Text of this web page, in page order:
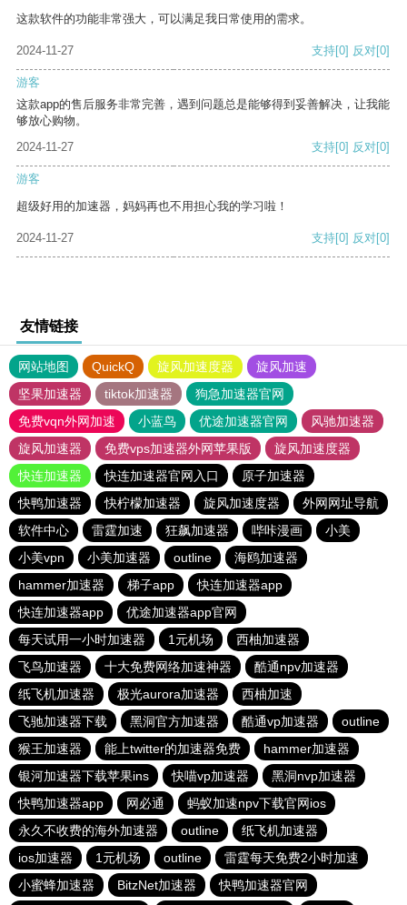
这款软件的功能非常强大，可以满足我日常使用的需求。
2024-11-27 支持[0] 反对[0]
游客
这款app的售后服务非常完善，遇到问题总是能够得到妥善解决，让我能
够放心购物。
2024-11-27
支持[0] 反对[0]
游客
超级好用的加速器，妈妈再也不用担心我的学习啦！
2024-11-27 支持[0] 反对[0]
友情链接
网站地图 QuickQ 旋风加速度器
旋风加速
坚果加速器
tiktok加速器
狗急加速器官网
免费vqn外网加速
小蓝鸟 优途加速器官网
风驰加速器
旋风加速器
免费vps加速器外网苹果版
旋风加速度器
快连加速器
快连加速器官网入口
原子加速器
快鸭加速器
快柠檬加速器 旋风加速度器
外网网址导航
软件中心
雷霆加速 狂飙加速器 哔咔漫画
小美
小美vpn
小美加速器 outline
海鸥加速器
hammer加速器
梯子app
快连加速器app
快连加速器app
优途加速器app官网
每天试用一小时加速器
1元机场
西柚加速器
飞鸟加速器
十大免费网络加速神器
酷通npv加速器
纸飞机加速器
极光aurora加速器
西柚加速
飞驰加速器下载
黑洞官方加速器 酷通vp加速器
outline
猴王加速器
能上twitter的加速器免费
hammer加速器
银河加速器下载苹果ins
快喵vp加速器
黑洞nvp加速器
快鸭加速器app
网必通
蚂蚁加速npv下载官网ios
永久不收费的海外加速器
outline
纸飞机加速器
ios加速器
1元机场 outline
雷霆每天免费2小时加速
小蜜蜂加速器
BitzNet加速器 快鸭加速器官网